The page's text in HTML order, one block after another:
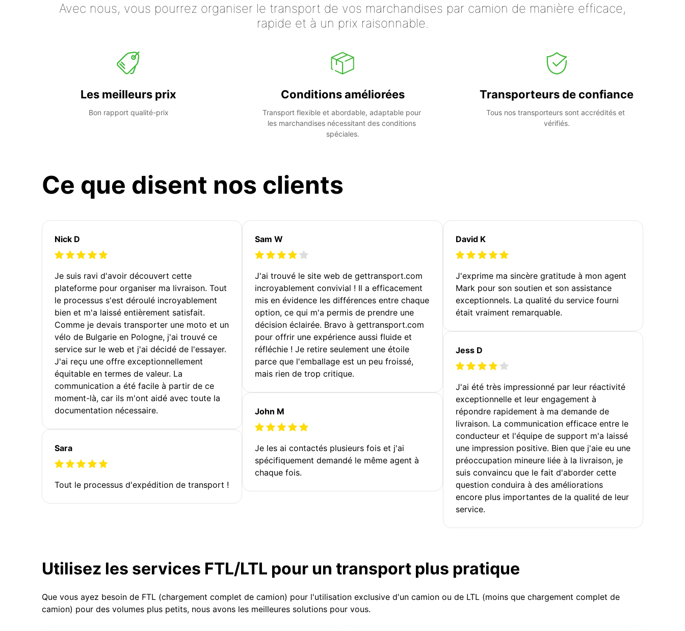
Avec nous, vous pourrez organiser le transport de vos marchandises par camion de manière efficace,
rapide et à un prix raisonnable.
Les meilleurs prix
Bon rapport qualité-prix
Conditions améliorées
Transport flexible et abordable, adaptable pour
les marchandises nécessitant des conditions
spéciales.
Transporteurs de confiance
Tous nos transporteurs sont accrédités et
vérifiés.
Ce que disent nos clients
Nick D
Je suis ravi d'avoir découvert cette
plateforme pour organiser ma livraison. Tout
le processus s'est déroulé incroyablement
bien et m'a laissé entièrement satisfait.
Comme je devais transporter une moto et un
vélo de Bulgarie en Pologne, j'ai trouvé ce
service sur le web et j'ai décidé de l'essayer.
J'ai reçu une offre exceptionnellement
équitable en termes de valeur. La
communication a été facile à partir de ce
moment-là, car ils m'ont aidé avec toute la
documentation nécessaire.
Sara
Tout le processus d'expédition de transport !
Sam W
J'ai trouvé le site web de gettransport.com
incroyablement convivial ! Il a efficacement
mis en évidence les différences entre chaque
option, ce qui m'a permis de prendre une
décision éclairée. Bravo à gettransport.com
pour offrir une expérience aussi fluide et
réfléchie ! Je retire seulement une étoile
parce que l'emballage est un peu froissé,
mais rien de trop critique.
John M
Je les ai contactés plusieurs fois et j'ai
spécifiquement demandé le même agent à
chaque fois.
David K
J'exprime ma sincère gratitude à mon agent
Mark pour son soutien et son assistance
exceptionnels. La qualité du service fourni
était vraiment remarquable.
Jess D
J'ai été très impressionné par leur réactivité
exceptionnelle et leur engagement à
répondre rapidement à ma demande de
livraison. La communication efficace entre le
conducteur et l'équipe de support m'a laissé
une impression positive. Bien que j'aie eu une
préoccupation mineure liée à la livraison, je
suis convaincu que le fait d'aborder cette
question conduira à des améliorations
encore plus importantes de la qualité de leur
service.
Utilisez les services FTL/LTL pour un transport plus pratique
Que vous ayez besoin de FTL (chargement complet de camion) pour l'utilisation exclusive d'un camion ou de LTL (moins que chargement complet de
camion) pour des volumes plus petits, nous avons les meilleures solutions pour vous.